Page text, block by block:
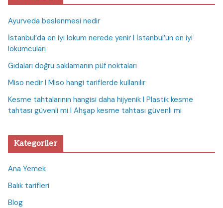
Ayurveda beslenmesi nedir
İstanbul’da en iyi lokum nerede yenir I İstanbul’un en iyi
lokumcuları
Gıdaları doğru saklamanın püf noktaları
Miso nedir I Miso hangi tariflerde kullanılır
Kesme tahtalarının hangisi daha hijyenik I Plastik kesme
tahtası güvenli mi I Ahşap kesme tahtası güvenli mi
Kategoriler
Ana Yemek
Balık tarifleri
Blog